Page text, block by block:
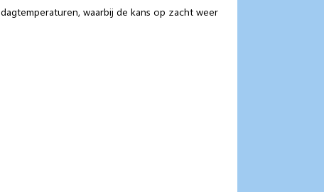
waarbij de kans op zacht weer